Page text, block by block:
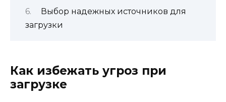
Выбор надежных источников для
загрузки
Как избежать угроз при
загрузке